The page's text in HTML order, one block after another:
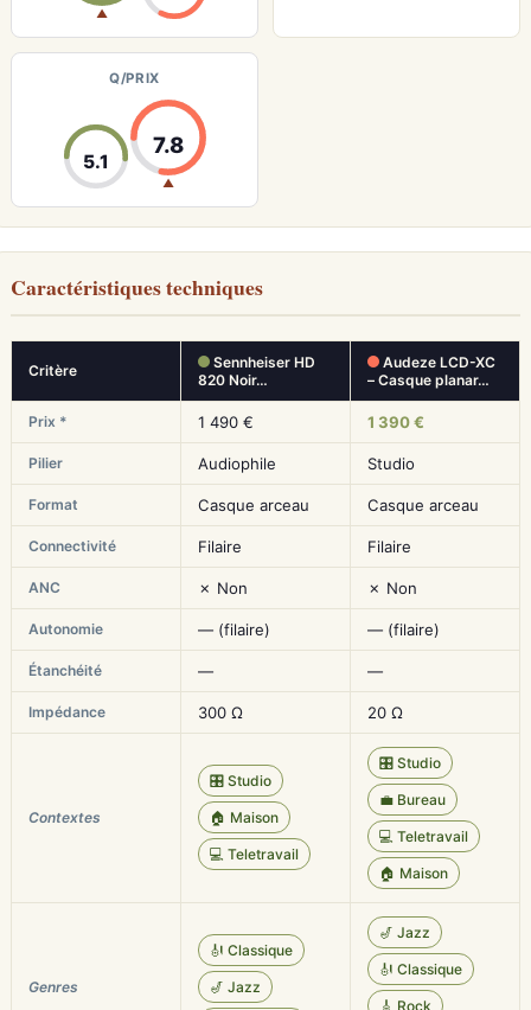
▲
Q/PRIX
5.1
7.8
▲
Caractéristiques techniques
Critère
Sennheiser HD
820 Noir…
Audeze LCD-XC
– Casque planar…
Prix * 1 490 € 1 390 €
Pilier Audiophile Studio
Format Casque arceau Casque arceau
Connectivité Filaire Filaire
ANC ✗ Non ✗ Non
Autonomie — (filaire) — (filaire)
Étanchéité — —
Impédance 300 Ω 20 Ω
Contextes
🎛️ Studio
🏠 Maison
💻 Teletravail
🎛️ Studio
💼 Bureau
💻 Teletravail
🏠 Maison
Genres
🎻 Classique
🎷 Jazz
🎷 Jazz
🎻 Classique
🎸 Rock